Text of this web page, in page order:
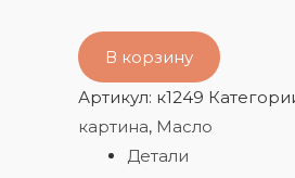
В корзину
Артикул: к1249
картина, Масло
Детали